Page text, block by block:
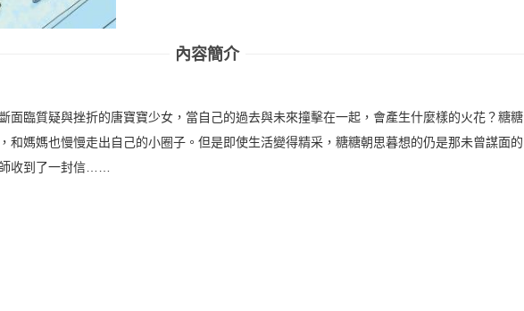
內容簡介
面臨質疑與挫折的唐寶寶少女，當自己的過去與未來撞擊在一起，會產生什麼樣的火花？糖糖
和媽媽也慢慢走出自己的小圈子。但是即使生活變得精采，糖糖朝思暮想的仍是那未曾謀面的
收到了一封信……